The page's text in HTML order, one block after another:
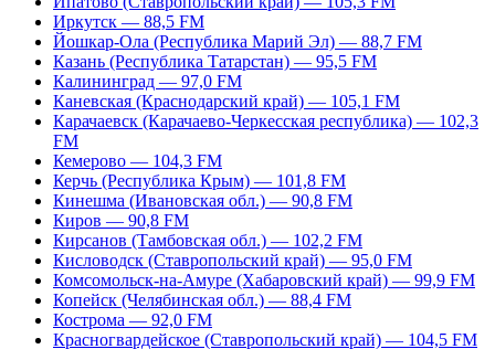
Иркутск — 88,5 FM
Йошкар-Ола (Республика Марий Эл) — 88,7 FM
Казань (Республика Татарстан) — 95,5 FM
Калининград — 97,0 FM
Каневская (Краснодарский край) — 105,1 FM
Карачаевск (Карачаево-Черкесская республика) — 102,3
FM
Кемерово — 104,3 FM
Керчь (Республика Крым) — 101,8 FM
Кинешма (Ивановская обл.) — 90,8 FM
Киров — 90,8 FM
Кирсанов (Тамбовская обл.) — 102,2 FM
Кисловодск (Ставропольский край) — 95,0 FM
Комсомольск-на-Амуре (Хабаровский край) — 99,9 FM
Копейск (Челябинская обл.) — 88,4 FM
Кострома — 92,0 FM
Красногвардейское (Ставропольский край) — 104,5 FM